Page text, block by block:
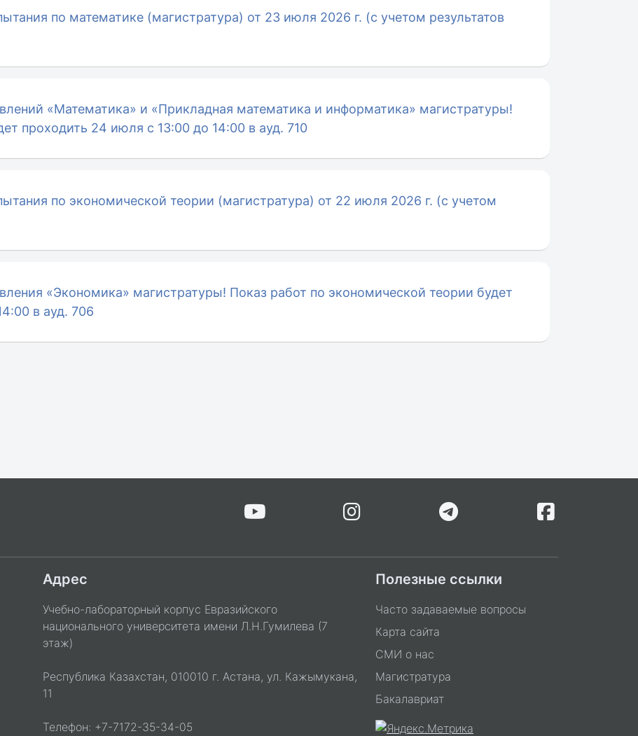
по математике (магистратура) от 23 июля 2026 г. (с учетом результатов
«Математика» и «Прикладная математика и информатика» магистратуры!
проходить 24 июля с 13:00 до 14:00 в ауд. 710
по экономической теории (магистратура) от 22 июля 2026 г. (с учетом
«Экономика» магистратуры! Показ работ по экономической теории будет
в ауд. 706
Адрес
Учебно-лабораторный корпус Евразийского
национального университета имени Л.Н.Гумилева (7
этаж)
Республика Казахстан, 010010 г. Астана, ул. Кажымукана,
11
Телефон: +7-7172-35-34-05
Полезные ссылки
Часто задаваемые вопросы
Карта сайта
СМИ о нас
Магистратура
Бакалавриат